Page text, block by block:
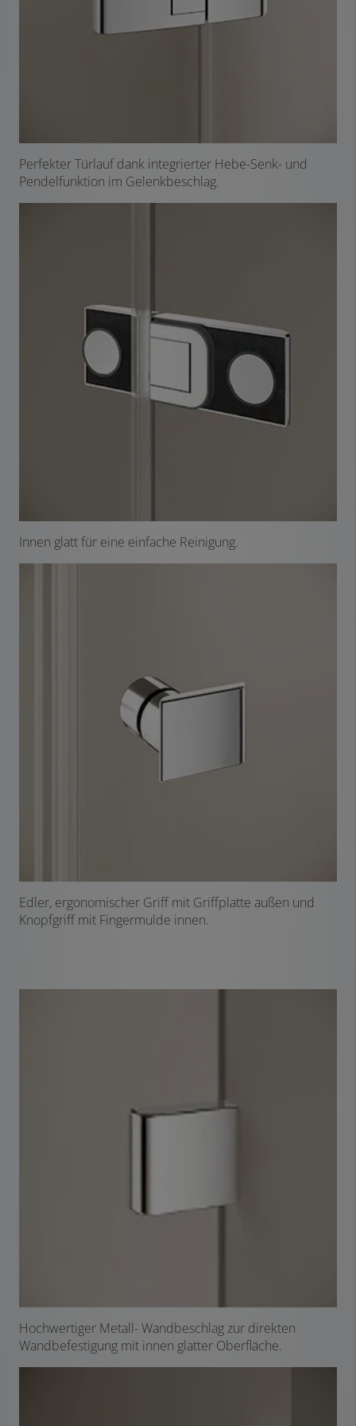
Perfekter Türlauf dank integrierter Hebe-Senk- und
Pendelfunktion im Gelenkbeschlag.
Innen glatt für eine einfache Reinigung.
Edler, ergonomischer Griff mit Griffplatte außen und
Knopfgriff mit Fingermulde innen.
Hochwertiger Metall- Wandbeschlag zur direkten
Wandbefestigung mit innen glatter Oberfläche.